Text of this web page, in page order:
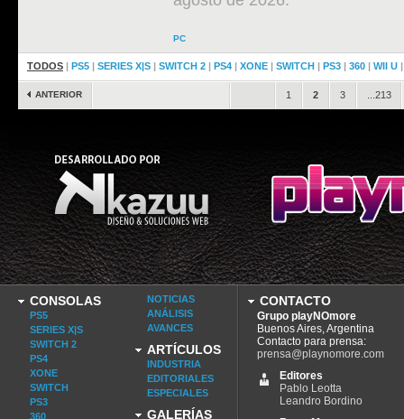
PC
TODOS | PS5 | SERIES X|S | SWITCH 2 | PS4 | XONE | SWITCH | PS3 | 360 | WII U
ANTERIOR 1 2 3 ...213
CONSOLAS
PS5
SERIES X|S
SWITCH 2
PS4
XONE
SWITCH
PS3
360
NOTICIAS
ANÁLISIS
AVANCES
ARTÍCULOS
INDUSTRIA
EDITORIALES
ESPECIALES
GALERÍAS
CONTACTO
Grupo playNOmore
Buenos Aires, Argentina
Contacto para prensa:
prensa@playnomore.com
Editores
Pablo Leotta
Leandro Bordino